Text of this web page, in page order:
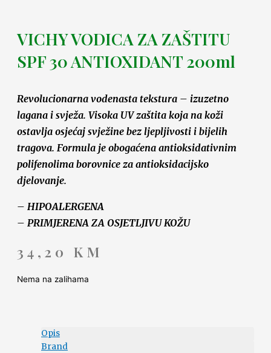
VICHY VODICA ZA ZAŠTITU
SPF 30 ANTIOXIDANT 200ml
Revolucionarna vodenasta tekstura – izuzetno
lagana i svježa. Visoka UV zaštita koja na koži
ostavlja osjećaj svježine bez ljepljivosti i bijelih
tragova. Formula je obogaćena antioksidativnim
polifenolima borovnice za antioksidacijsko
djelovanje.
– HIPOALERGENA
– PRIMJERENA ZA OSJETLJIVU KOŽU
34,20 KM
Nema na zalihama
Opis
Brand